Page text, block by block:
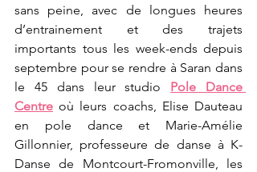
sans peine, avec de longues heures
d’entrainement et des trajets
importants tous les week-ends depuis
septembre pour se rendre à Saran dans
le 45 dans leur studio Pole Dance
Centre où leurs coachs, Elise Dauteau
en pole dance et Marie-Amélie
Gillonnier, professeure de danse à K-
Danse de Montcourt-Fromonville, les